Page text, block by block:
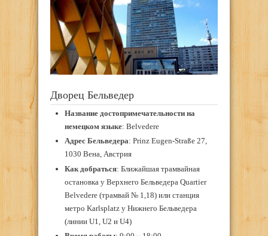
Дворец Бельведер
Название достопримечательности на
немецком языке: Belvedere
Адрес Бельведера: Prinz Eugen-Straße 27,
1030 Вена, Австрия
Как добраться: Ближайшая трамвайная
остановка у Верхнего Бельведера Quartier
Belvedere (трамвай № 1,18) или станция
метро Karlsplatz у Нижнего Бельведера
(линии U1, U2 и U4)